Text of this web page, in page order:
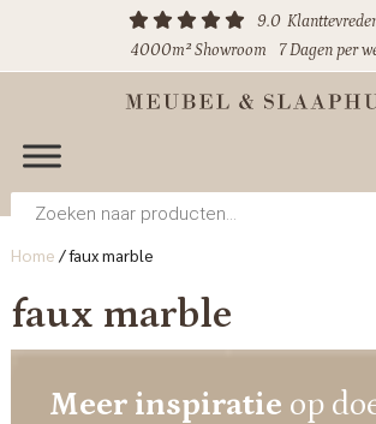
9.0
4000m² Showroom
7 Dagen per
Producten
zoeken
Home /faux marble
faux marble
Meer inspiratie op